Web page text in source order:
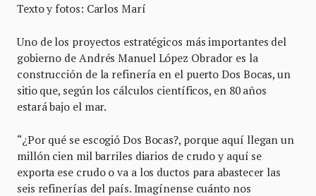
Texto y fotos: Carlos Marí
Uno de los proyectos estratégicos más importantes del
gobierno de Andrés Manuel López Obrador es la
construcción de la refinería en el puerto Dos Bocas, un
sitio que, según los cálculos científicos, en 80 años
estará bajo el mar.
“¿Por qué se escogió Dos Bocas?, porque aquí llegan un
millón cien mil barriles diarios de crudo y aquí se
exporta ese crudo o va a los ductos para abastecer las
seis refinerías del país. Imagínense cuánto nos